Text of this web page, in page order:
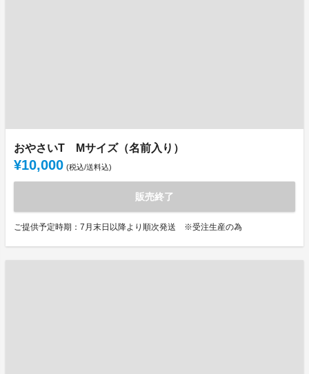
おやさいT Mサイズ（名前入り）
¥10,000 (税込/送料込)
販売終了
ご提供予定時期：7月末日以降より順次発送 ※受注生産の為